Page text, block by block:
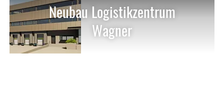
Neubau Logistikzentrum
Wagner